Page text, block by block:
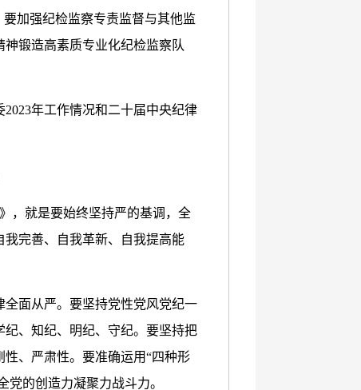
加强纪检监察专责监督与其他监
锻造高素质专业化纪检监察队
年工作情况和二十届中央纪律
，就是要始终坚持严的基调，全
完善、自我革新、自我提高能
面从严。要坚持党性党风党纪一
、知纪、明纪、守纪。要坚持把
、严肃性。要准确运用“四种形
的创造力凝聚力战斗力。